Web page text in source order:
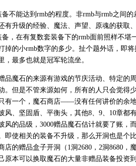
不能达到rmb的程度。非rmb与rmb之间的
有升级的经验、魔法、声望、原魂的获取
，在有复数套装备下的rmb面前照样不堪
的小rmb数字的多少。扯个题外话，即将
最多也就是冠军轮流坐。
品魔石的来源有游戏的节庆活动、特定的
。但是不管来源如何，所有的人只会觉得
有一个，魔石商店——没有任何讲价的余
、坚固盾、平衡头，其他8、9、10章都
的品级，3000赠品魔石估计就要了账，
即使相关的装备不升级，那么开洞也是个
的赠品盒子开洞（1洞2680，2洞8680，
原本可以换取魔石的大量非赠品装备投资